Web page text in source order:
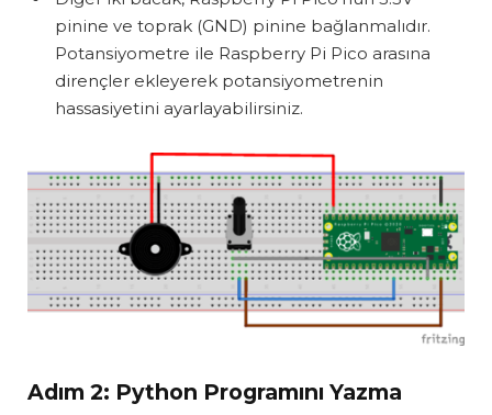
pinine ve toprak (GND) pinine bağlanmalıdır.
Potansiyometre ile Raspberry Pi Pico arasına
dirençler ekleyerek potansiyometrenin
hassasiyetini ayarlayabilirsiniz.
Adım 2: Python Programını Yazma